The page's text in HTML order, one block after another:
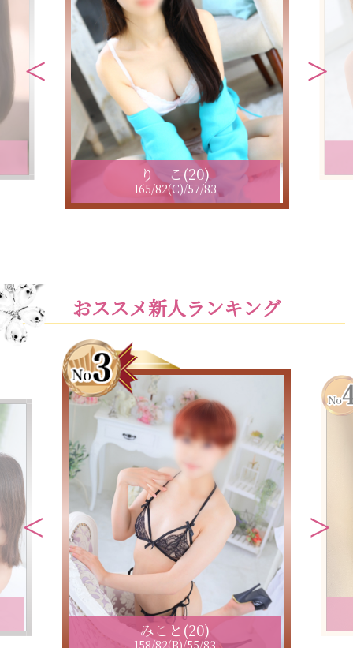
り こ(20)
165/82(C)/57/83
おススメ新人ランキング
みこと(20)
158/82(B)/55/83